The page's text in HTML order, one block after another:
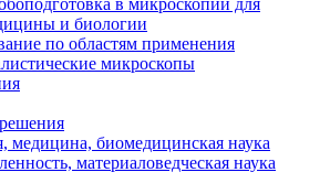
в микроскопии для
и биологии
по областям применения
микроскопы
медицина, биомедицинская наука
материаловедческая наука